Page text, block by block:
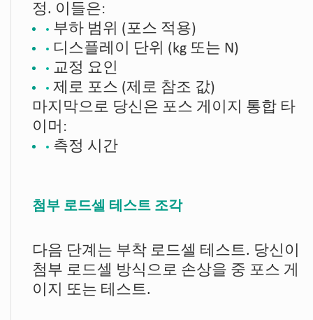
정. 이들은:
부하 범위 (포스 적용)
디스플레이 단위 (kg 또는 N)
교정 요인
제로 포스 (제로 참조 값)
마지막으로 당신은 포스 게이지 통합 타
이머:
측정 시간
첨부 로드셀 테스트 조각
다음 단계는 부착 로드셀 테스트. 당신이
첨부 로드셀 방식으로 손상을 중 포스 게
이지 또는 테스트.